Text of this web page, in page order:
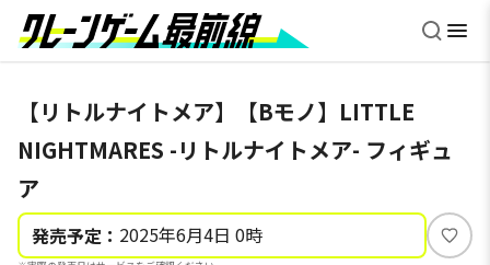
【リトルナイトメア】【Bモノ】LITTLE
NIGHTMARES -リトルナイトメア- フィギュ
ア
発売予定： 2025年6月4日 0時
い